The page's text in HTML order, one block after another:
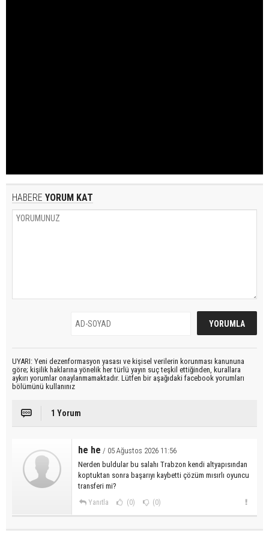
HABERE YORUM KAT
UYARI: Yeni dezenformasyon yasası ve kişisel verilerin korunması kanununa
göre; kişilik haklarına yönelik her türlü yayın suç teşkil ettiğinden, kurallara
aykırı yorumlar onaylanmamaktadır. Lütfen bir aşağıdaki facebook yorumları
bölümünü kullanınız
1 Yorum
he he / 05 Ağustos 2026 11:56
Nerden buldular bu salahı Trabzon kendi altyapısından
koptuktan sonra başarıyı kaybetti çözüm mısırlı oyuncu
transferi mi?
Yanıtla (0) (0)